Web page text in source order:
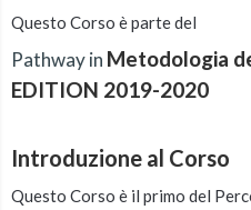
Questo Corso è parte del
Pathway in Metodologia
EDITION 2019-2020
Introduzione al Corso
Questo Corso è il primo del